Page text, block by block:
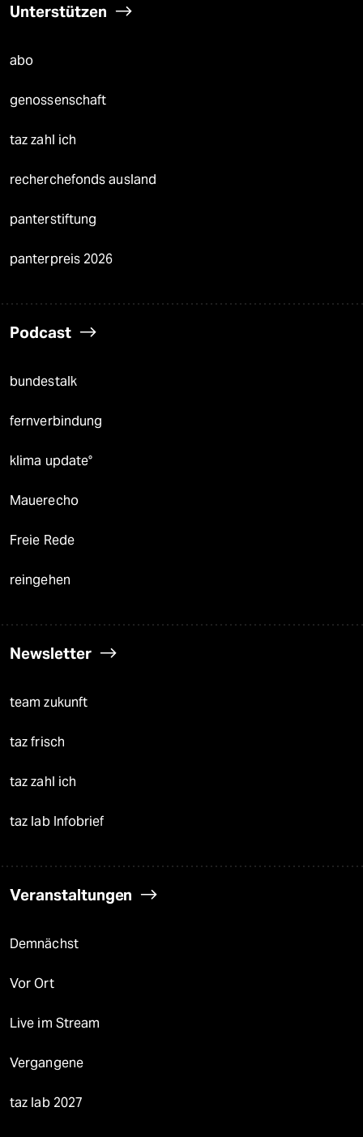
Unterstützen
abo
genossenschaft
taz zahl ich
recherchefonds ausland
panterstiftung
panterpreis 2026
Podcast
bundestalk
fernverbindung
klima update°
Mauerecho
Freie Rede
reingehen
Newsletter
team zukunft
taz frisch
taz zahl ich
taz lab Infobrief
Veranstaltungen
Demnächst
Vor Ort
Live im Stream
Vergangene
taz lab 2027